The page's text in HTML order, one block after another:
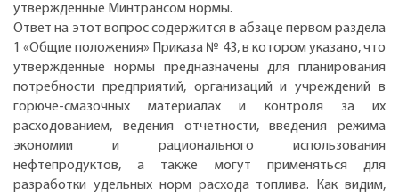
утвержденные Минтрансом нормы.
Ответ на этот вопрос содержится в абзаце первом раздела
1 «Общие положения» Приказа № 43, в котором указано, что
утвержденные нормы предназначены для планирования
потребности предприятий, организаций и учреждений в
горюче-смазочных материалах и контроля за их
расходованием, ведения отчетности, введения режима
экономии и рационального использования
нефтепродуктов, а также могут применяться для
разработки удельных норм расхода топлива. Как видим,